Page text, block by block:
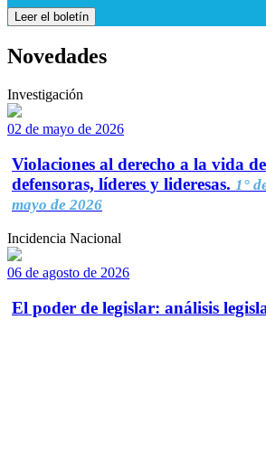
Leer el boletín
Novedades
Investigación
02 de mayo de 2026
Violaciones al derecho a la vida
defensoras, líderes y lideresas. 1°
mayo de 2026
Incidencia Nacional
06 de agosto de 2026
El poder de legislar: análisis